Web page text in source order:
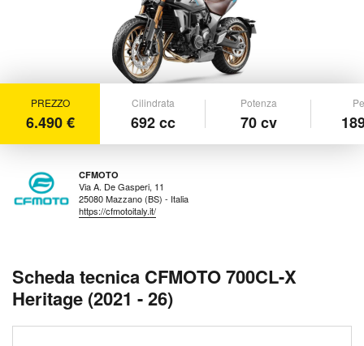
PREZZO
6.490 €
Cilindrata
692 cc
Potenza
70 cv
CFMOTO
Via A. De Gasperi, 11
25080 Mazzano (BS) - Italia
https://cfmotoitaly.it/
Scheda tecnica CFMOTO 700CL-X
Heritage (2021 - 26)